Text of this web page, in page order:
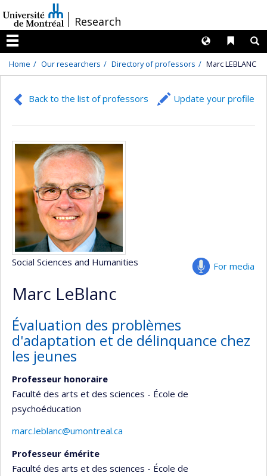
au
contenu
/Research
Menu
Liens
Langues
Home Our researchers Directory of professors Marc LEBLANC
Back to the list of professors Update your profile
For media
Social Sciences and Humanities
Marc LeBlanc
Évaluation des problèmes
d'adaptation et de délinquance chez
les jeunes
Professeur honoraire
Faculté des arts et des sciences - École de
psychoéducation
marc.leblanc@umontreal.ca
Professeur émérite
Faculté des arts et des sciences - École de